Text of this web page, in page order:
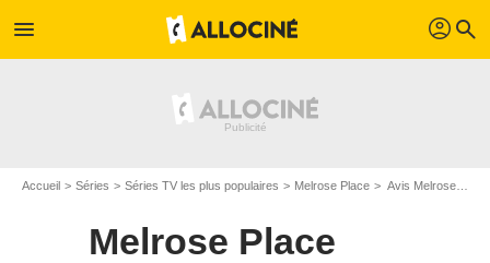
menu profil search
Accueil Séries Séries TV les plus populaires Melrose Place Avis Melrose Place
Melrose Place